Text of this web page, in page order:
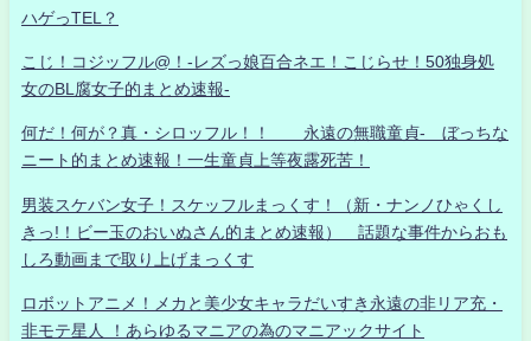
ハゲっTEL？
こじ！コジッフル@！-レズっ娘百合ネエ！こじらせ！50独身処
女のBL腐女子的まとめ速報-
何だ！何が？真・シロッフル！！ 永遠の無職童貞- ぼっちな
ニート的まとめ速報！一生童貞上等夜露死苦！
男装スケバン女子！スケッフルまっくす！（新・ナンノひゃくし
きっ!！ビー玉のおいぬさん的まとめ速報） 話題な事件からおも
しろ動画まで取り上げまっくす
ロボットアニメ！メカと美少女キャラだいすき永遠の非リア充・
非モテ星人 ！あらゆるマニアの為のマニアックサイト